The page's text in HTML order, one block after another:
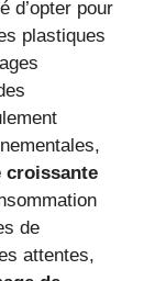
d’opter pour
plastiques
croissante
de
attentes,